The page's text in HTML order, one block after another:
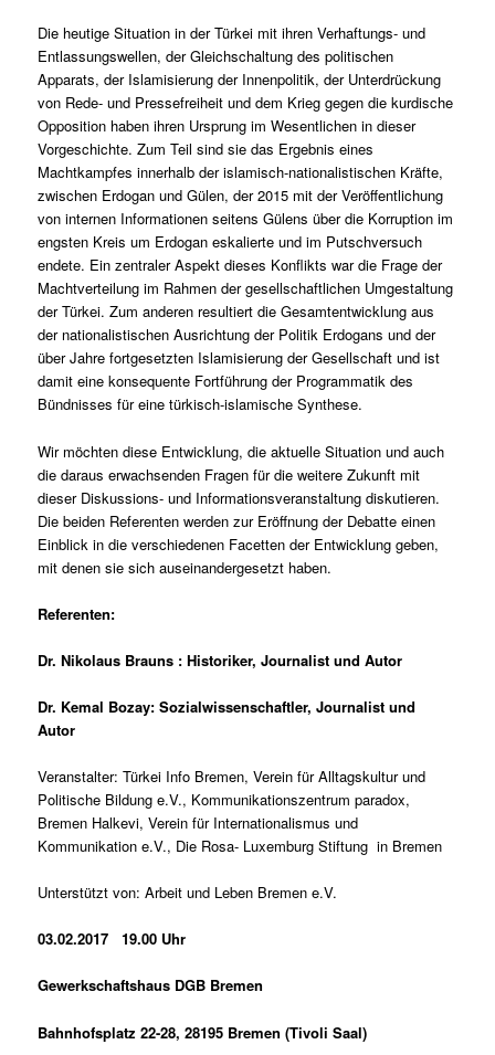
Die heutige Situation in der Türkei mit ihren Verhaftungs- und
Entlassungswellen, der Gleichschaltung des politischen
Apparats, der Islamisierung der Innenpolitik, der Unterdrückung
von Rede- und Pressefreiheit und dem Krieg gegen die kurdische
Opposition haben ihren Ursprung im Wesentlichen in dieser
Vorgeschichte. Zum Teil sind sie das Ergebnis eines
Machtkampfes innerhalb der islamisch-nationalistischen Kräfte,
zwischen Erdogan und Gülen, der 2015 mit der Veröffentlichung
von internen Informationen seitens Gülens über die Korruption im
engsten Kreis um Erdogan eskalierte und im Putschversuch
endete. Ein zentraler Aspekt dieses Konflikts war die Frage der
Machtverteilung im Rahmen der gesellschaftlichen Umgestaltung
der Türkei. Zum anderen resultiert die Gesamtentwicklung aus
der nationalistischen Ausrichtung der Politik Erdogans und der
über Jahre fortgesetzten Islamisierung der Gesellschaft und ist
damit eine konsequente Fortführung der Programmatik des
Bündnisses für eine türkisch-islamische Synthese.
Wir möchten diese Entwicklung, die aktuelle Situation und auch
die daraus erwachsenden Fragen für die weitere Zukunft mit
dieser Diskussions- und Informationsveranstaltung diskutieren.
Die beiden Referenten werden zur Eröffnung der Debatte einen
Einblick in die verschiedenen Facetten der Entwicklung geben,
mit denen sie sich auseinandergesetzt haben.
Referenten:
Dr. Nikolaus Brauns : Historiker, Journalist und Autor
Dr. Kemal Bozay: Sozialwissenschaftler, Journalist und
Autor
Veranstalter: Türkei Info Bremen, Verein für Alltagskultur und
Politische Bildung e.V., Kommunikationszentrum paradox,
Bremen Halkevi, Verein für Internationalismus und
Kommunikation e.V., Die Rosa- Luxemburg Stiftung in Bremen
Unterstützt von: Arbeit und Leben Bremen e.V.
03.02.2017 19.00 Uhr
Gewerkschaftshaus DGB Bremen
Bahnhofsplatz 22-28, 28195 Bremen (Tivoli Saal)